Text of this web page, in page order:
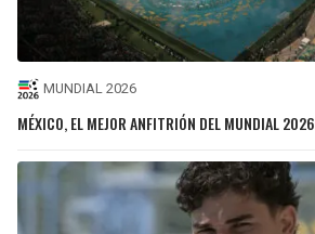
MUNDIAL 2026
MÉXICO, EL MEJOR ANFITRIÓN DEL MUNDIAL 2026